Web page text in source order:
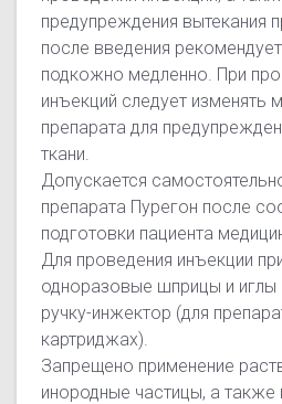
предупреждения вытекания
после введения
подкожно медленно. При
инъекций следует изменять
препарата для
ткани.
Допускается
препарата Пурегон после
подготовки пациента
Для проведения инъекции
одноразовые шприцы и иглы
ручку-инжектор (для
картриджах).
Запрещено применение
инородные частицы, а также